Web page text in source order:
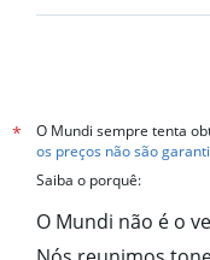
*
O Mundi sempre tenta
os preços não são
Saiba o porquê:
O Mundi não é o